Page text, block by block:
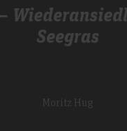
Seegras
Moritz Hug